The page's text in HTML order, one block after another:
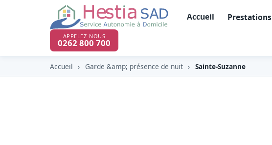
Accueil Prestations
APPELEZ-NOUS
0262 800 700
Accueil › Garde &amp; présence de nuit › Sainte-Suzanne